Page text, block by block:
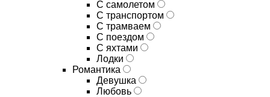
С самолетом
С транспортом
С трамваем
С поездом
С яхтами
Лодки
Романтика
Девушка
Любовь